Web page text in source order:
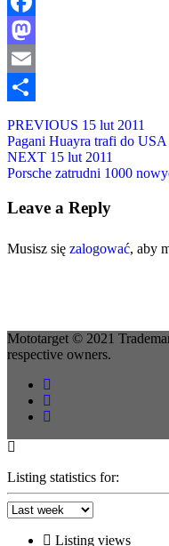
Facebook
Mastodon
Email
PREVIOUS 15 lut 2011
Pagani Huayra trafi do USA
NEXT 15 lut 2011
Porsche zatrudni 1000
Leave a Reply
Musisz się zalogować, aby
Mototarget © 2021
respective owners.
Listing statistics for:
Listing views